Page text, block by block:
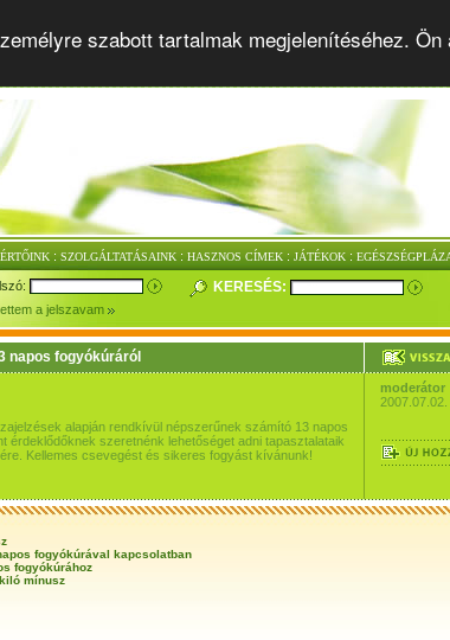
szabott tartalmak megjelenítéséhez.
: SZOLGÁLTATÁSAINK : HASZNOS CÍMEK : JÁTÉKOK :
KERESÉS:
a jelszavam
napos fogyókúráról
alapján rendkívül népszerűnek számító 13 napos
érdeklődőknek szeretnénk lehetőséget adni tapasztalataik
Kellemes csevegést és sikeres fogyást kívánunk!
moderátor
fogyókúrával kapcsolatban
fogyókúrához
mínusz